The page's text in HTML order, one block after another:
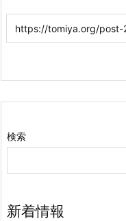
検索
新着情報